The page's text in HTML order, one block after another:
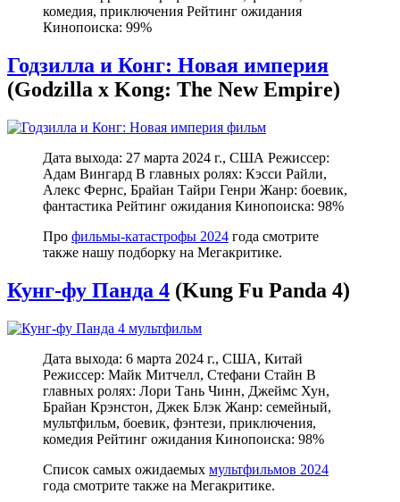
комедия, приключения Рейтинг ожидания
Кинопоиска: 99%
Годзилла и Конг: Новая империя
(Godzilla x Kong: The New Empire)
Дата выхода: 27 марта 2024 г., США Режиссер:
Адам Вингард В главных ролях: Кэсси Райли,
Алекс Фернс, Брайан Тайри Генри Жанр: боевик,
фантастика Рейтинг ожидания Кинопоиска: 98%
Про фильмы-катастрофы 2024 года смотрите
также нашу подборку на Мегакритике.
Кунг-фу Панда 4 (Kung Fu Panda 4)
Дата выхода: 6 марта 2024 г., США, Китай
Режиссер: Майк Митчелл, Стефани Стайн В
главных ролях: Лори Тань Чинн, Джеймс Хун,
Брайан Крэнстон, Джек Блэк Жанр: семейный,
мультфильм, боевик, фэнтези, приключения,
комедия Рейтинг ожидания Кинопоиска: 98%
Список самых ожидаемых мультфильмов 2024
года смотрите также на Мегакритике.